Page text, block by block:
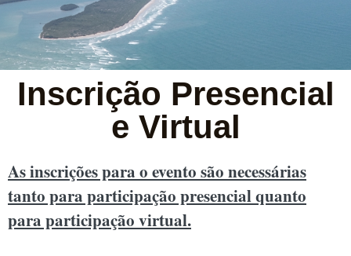
Inscrição Presencial
e Virtual
As inscrições para o evento são necessárias
tanto para participação presencial quanto
para participação virtual.